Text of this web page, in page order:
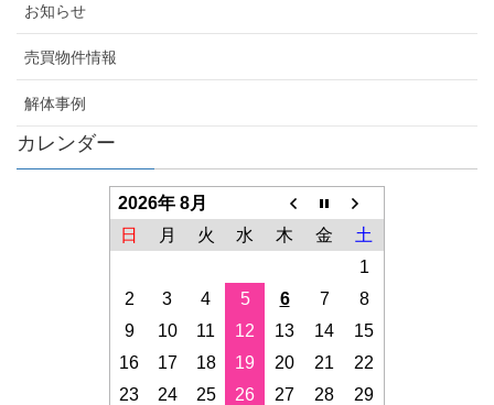
お知らせ
売買物件情報
解体事例
カレンダー
2026年 8月
日
月 火 水 木 金
土
1
2
3 4 5 6 7
8
9
10 11 12 13 14
15
16
17 18 19 20 21
22
23
24 25 26 27 28
29